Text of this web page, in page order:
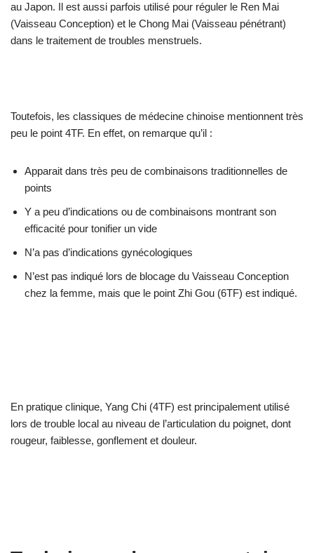
au Japon. Il est aussi parfois utilisé pour réguler le Ren Mai
(Vaisseau Conception) et le Chong Mai (Vaisseau pénétrant)
dans le traitement de troubles menstruels.
Toutefois, les classiques de médecine chinoise mentionnent très
peu le point 4TF. En effet, on remarque qu’il :
Apparait dans très peu de combinaisons traditionnelles de
points
Y a peu d’indications ou de combinaisons montrant son
efficacité pour tonifier un vide
N’a pas d’indications gynécologiques
N’est pas indiqué lors de blocage du Vaisseau Conception
chez la femme, mais que le point Zhi Gou (6TF) est indiqué.
En pratique clinique, Yang Chi (4TF) est principalement utilisé
lors de trouble local au niveau de l’articulation du poignet, dont
rougeur, faiblesse, gonflement et douleur.